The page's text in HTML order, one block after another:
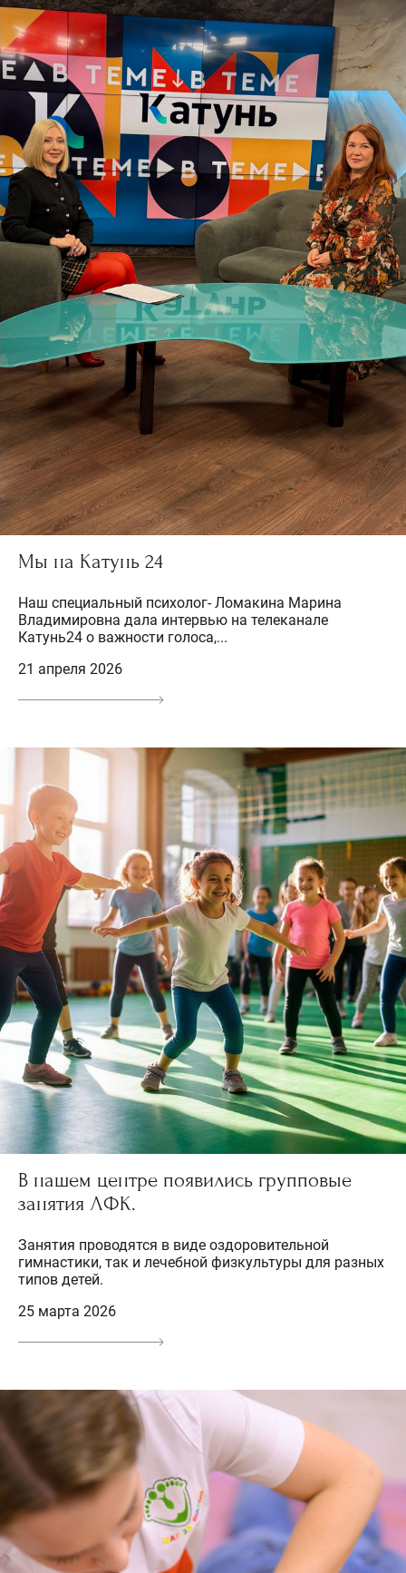
Мы на Катунь 24
Наш специальный психолог- Ломакина Марина
Владимировна дала интервью на телеканале
Катунь24 о важности голоса,...
21 апреля 2026
В нашем центре появились групповые
занятия ЛФК.
Занятия проводятся в виде оздоровительной
гимнастики, так и лечебной физкультуры для разных
типов детей.
25 марта 2026